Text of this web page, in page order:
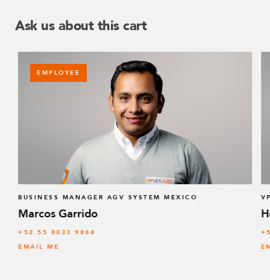
Ask us about this cart
EMPLOYEE
BUSINESS MANAGER AGV SYSTEM MEXICO
Marcos Garrido
+52 55 8033 9864
EMAIL ME